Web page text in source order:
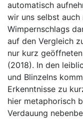
automatisch
wir uns selbst
Wimpernschlags
auf den Vergleich
nur kurz
(2018). In den
und Blinzelns
Erkenntnisse zu
hier metaphorisch
Verdauung